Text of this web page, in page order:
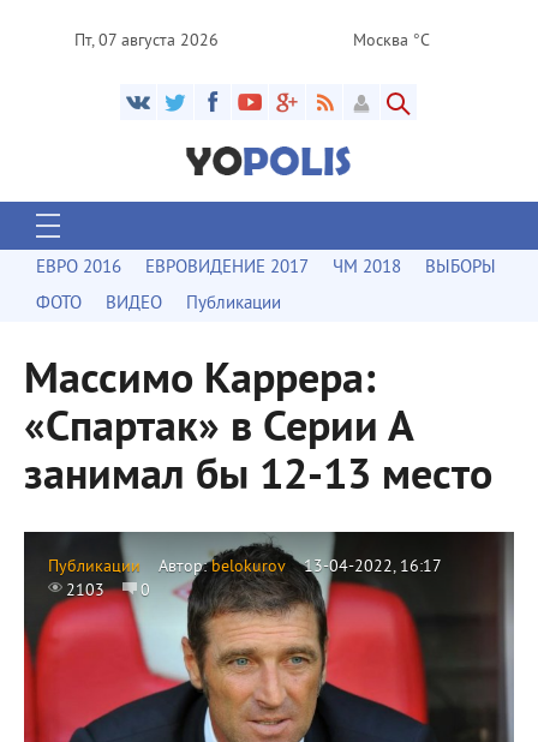
Пт, 07 августа 2026 Москва °C
ЕВРО 2016 ЕВРОВИДЕНИЕ 2017 ЧМ 2018
ВЫБОРЫ
ФОТО
ВИДЕО Публикации
Массимо Каррера:
«Спартак» в Серии А
занимал бы 12-13 место
Публикации Автор:belokurov
13-04-2022, 16:17
2103
0